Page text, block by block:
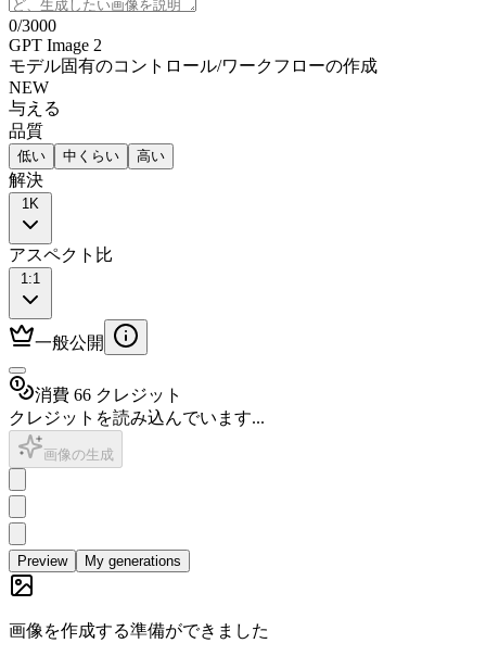
0/3000
GPT Image 2
モデル固有のコントロール/ワークフローの作成
NEW
与える
品質
低い 中くらい 高い
解決
1K
アスペクト比
1:1
一般公開
消費 66 クレジット
クレジットを読み込んでいます...
画像の生成
Preview My generations
画像を作成する準備ができました